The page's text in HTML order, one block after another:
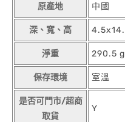
原產地 中國
深、寬、高
淨重 290.5 g
保存環境 室溫
是否可門市/超商
取貨
Y